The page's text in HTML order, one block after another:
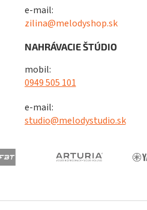
e-mail:
zilina@melodyshop.sk
NAHRÁVACIE ŠTÚDIO
mobil:
0949 505 101
e-mail:
studio@melodystudio.sk